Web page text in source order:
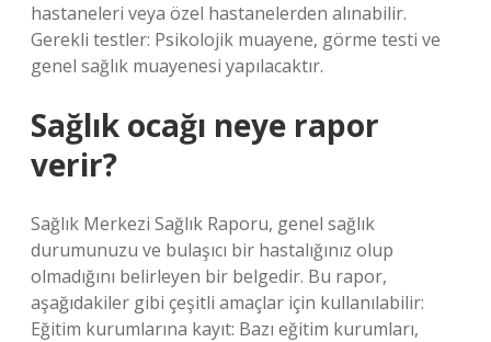
hastaneleri veya özel hastanelerden alınabilir.
Gerekli testler: Psikolojik muayene, görme testi ve
genel sağlık muayenesi yapılacaktır.
Sağlık ocağı neye rapor
verir?
Sağlık Merkezi Sağlık Raporu, genel sağlık
durumunuzu ve bulaşıcı bir hastalığınız olup
olmadığını belirleyen bir belgedir. Bu rapor,
aşağıdakiler gibi çeşitli amaçlar için kullanılabilir:
Eğitim kurumlarına kayıt: Bazı eğitim kurumları,